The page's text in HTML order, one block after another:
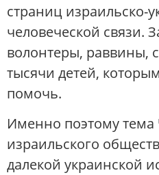
страниц израильско-
человеческой связи.
волонтеры, раввины,
тысячи детей,
помочь.
Именно поэтому
израильского
далекой украинской